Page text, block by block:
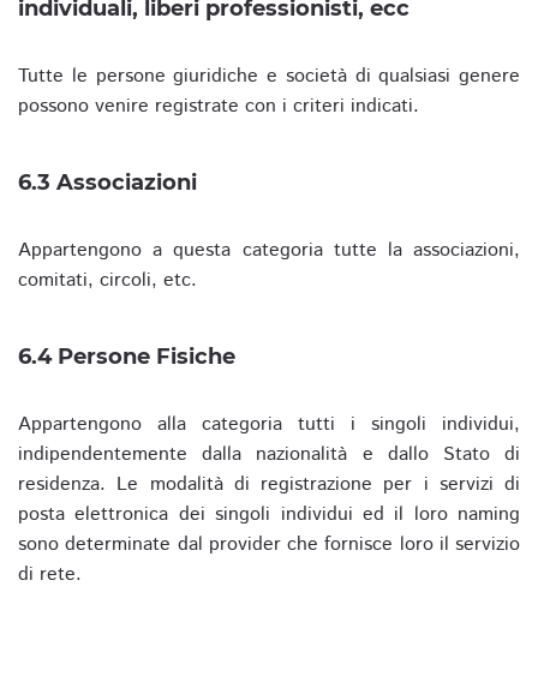
individuali, liberi professionisti, ecc
Tutte le persone giuridiche e società di qualsiasi genere
possono venire registrate con i criteri indicati.
6.3 Associazioni
Appartengono a questa categoria tutte la associazioni,
comitati, circoli, etc.
6.4 Persone Fisiche
Appartengono alla categoria tutti i singoli individui,
indipendentemente dalla nazionalità e dallo Stato di
residenza. Le modalità di registrazione per i servizi di
posta elettronica dei singoli individui ed il loro naming
sono determinate dal provider che fornisce loro il servizio
di rete.